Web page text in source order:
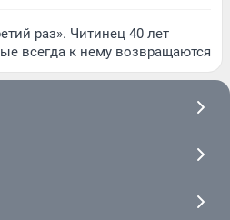
раз». Читинец 40 лет
всегда к нему возвращаются